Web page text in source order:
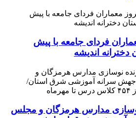
فردای جامعه با پیش
دخترانه اندیشه
مدارس هرمزگان و مجلس